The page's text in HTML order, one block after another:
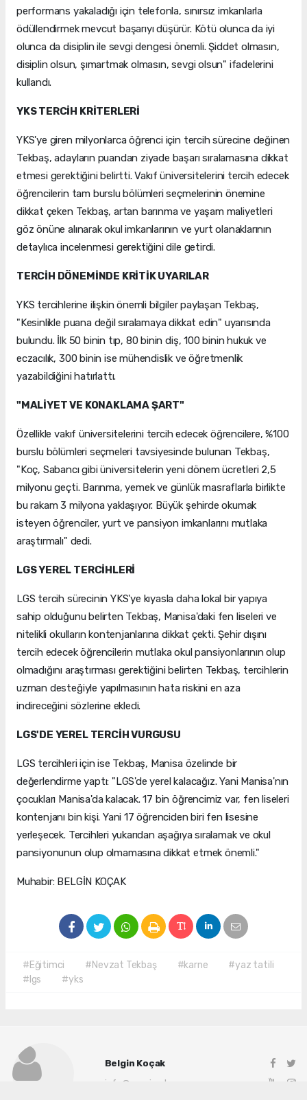
performans yakaladığı için telefonla, sınırsız imkanlarla
ödüllendirmek mevcut başarıyı düşürür. Kötü olunca da iyi
olunca da disiplin ile sevgi dengesi önemli. Şiddet olmasın,
disiplin olsun, şımartmak olmasın, sevgi olsun" ifadelerini
kullandı.
YKS TERCİH KRİTERLERİ
YKS'ye giren milyonlarca öğrenci için tercih sürecine değinen
Tekbaş, adayların puandan ziyade başarı sıralamasına dikkat
etmesi gerektiğini belirtti. Vakıf üniversitelerini tercih edecek
öğrencilerin tam burslu bölümleri seçmelerinin önemine
dikkat çeken Tekbaş, artan barınma ve yaşam maliyetleri
göz önüne alınarak okul imkanlarının ve yurt olanaklarının
detaylıca incelenmesi gerektiğini dile getirdi.
TERCİH DÖNEMİNDE KRİTİK UYARILAR
YKS tercihlerine ilişkin önemli bilgiler paylaşan Tekbaş,
"Kesinlikle puana değil sıralamaya dikkat edin" uyarısında
bulundu. İlk 50 binin tıp, 80 binin diş, 100 binin hukuk ve
eczacılık, 300 binin ise mühendislik ve öğretmenlik
yazabildiğini hatırlattı.
"MALİYET VE KONAKLAMA ŞART"
Özellikle vakıf üniversitelerini tercih edecek öğrencilere, %100
burslu bölümleri seçmeleri tavsiyesinde bulunan Tekbaş,
"Koç, Sabancı gibi üniversitelerin yeni dönem ücretleri 2,5
milyonu geçti. Barınma, yemek ve günlük masraflarla birlikte
bu rakam 3 milyona yaklaşıyor. Büyük şehirde okumak
isteyen öğrenciler, yurt ve pansiyon imkanlarını mutlaka
araştırmalı" dedi.
LGS YEREL TERCİHLERİ
LGS tercih sürecinin YKS'ye kıyasla daha lokal bir yapıya
sahip olduğunu belirten Tekbaş, Manisa'daki fen liseleri ve
nitelikli okulların kontenjanlarına dikkat çekti. Şehir dışını
tercih edecek öğrencilerin mutlaka okul pansiyonlarının olup
olmadığını araştırması gerektiğini belirten Tekbaş, tercihlerin
uzman desteğiyle yapılmasının hata riskini en aza
indireceğini sözlerine ekledi.
LGS'DE YEREL TERCİH VURGUSU
LGS tercihleri için ise Tekbaş, Manisa özelinde bir
değerlendirme yaptı: "LGS'de yerel kalacağız. Yani Manisa'nın
çocukları Manisa'da kalacak. 17 bin öğrencimiz var, fen liseleri
kontenjanı bin kişi. Yani 17 öğrenciden biri fen lisesine
yerleşecek. Tercihleri yukarıdan aşağıya sıralamak ve okul
pansiyonunun olup olmamasına dikkat etmek önemli."
Muhabir: BELGİN KOÇAK
#Eğitimci #Nevzat Tekbaş #karne
#yaz tatili
#lgs
#yks
Belgin Koçak
info@manisadenge.com